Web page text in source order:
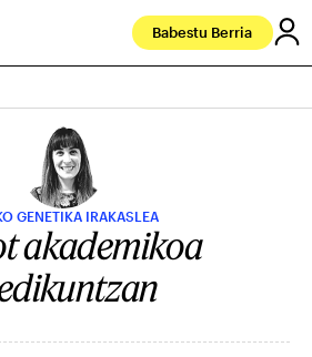
Babestu Berria
GENETIKA IRAKASLEA
akademikoa